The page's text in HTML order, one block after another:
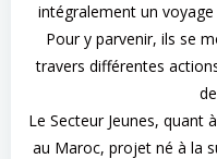
intégralement un
Pour y parvenir, ils se
travers différentes
Le Secteur Jeunes, quant
au Maroc, projet né à la